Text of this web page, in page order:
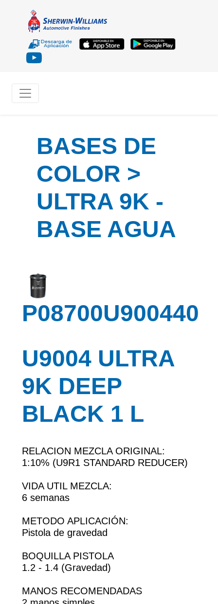
BASES DE
COLOR >
ULTRA 9K -
BASE AGUA
P08700U900440
U9004 ULTRA
9K DEEP
BLACK 1 L
RELACION MEZCLA ORIGINAL:
1:10% (U9R1 STANDARD REDUCER)
VIDA UTIL MEZCLA:
6 semanas
METODO APLICACIÓN:
Pistola de gravedad
BOQUILLA PISTOLA
1.2 - 1.4 (Gravedad)
MANOS RECOMENDADAS